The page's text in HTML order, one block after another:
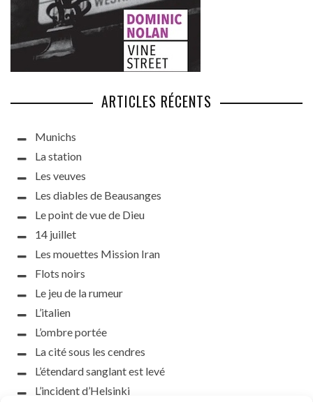
ARTICLES RÉCENTS
Munichs
La station
Les veuves
Les diables de Beausanges
Le point de vue de Dieu
14 juillet
Les mouettes Mission Iran
Flots noirs
Le jeu de la rumeur
L’italien
L’ombre portée
La cité sous les cendres
L’étendard sanglant est levé
L’incident d’Helsinki